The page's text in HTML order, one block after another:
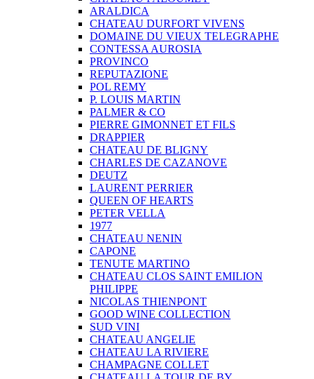
ARALDICA
CHATEAU DURFORT VIVENS
DOMAINE DU VIEUX TELEGRAPHE
CONTESSA AUROSIA
PROVINCO
REPUTAZIONE
POL REMY
P. LOUIS MARTIN
PALMER & CO
PIERRE GIMONNET ET FILS
DRAPPIER
CHATEAU DE BLIGNY
CHARLES DE CAZANOVE
DEUTZ
LAURENT PERRIER
QUEEN OF HEARTS
PETER VELLA
1977
CHATEAU NENIN
CAPONE
TENUTE MARTINO
CHATEAU CLOS SAINT EMILION
PHILIPPE
NICOLAS THIENPONT
GOOD WINE COLLECTION
SUD VINI
CHATEAU ANGELIE
CHATEAU LA RIVIERE
CHAMPAGNE COLLET